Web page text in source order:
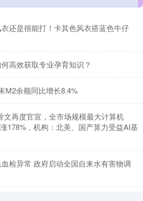
还是很能打！卡其色风衣搭蓝色牛仔
高效获取专业孕育知识？
M2余额同比增长8.4%
文再度官宣，全市场规模最大计算机
178%，机构：北美、国产算力受益AI基
检异常 政府启动全国自来水有害物调